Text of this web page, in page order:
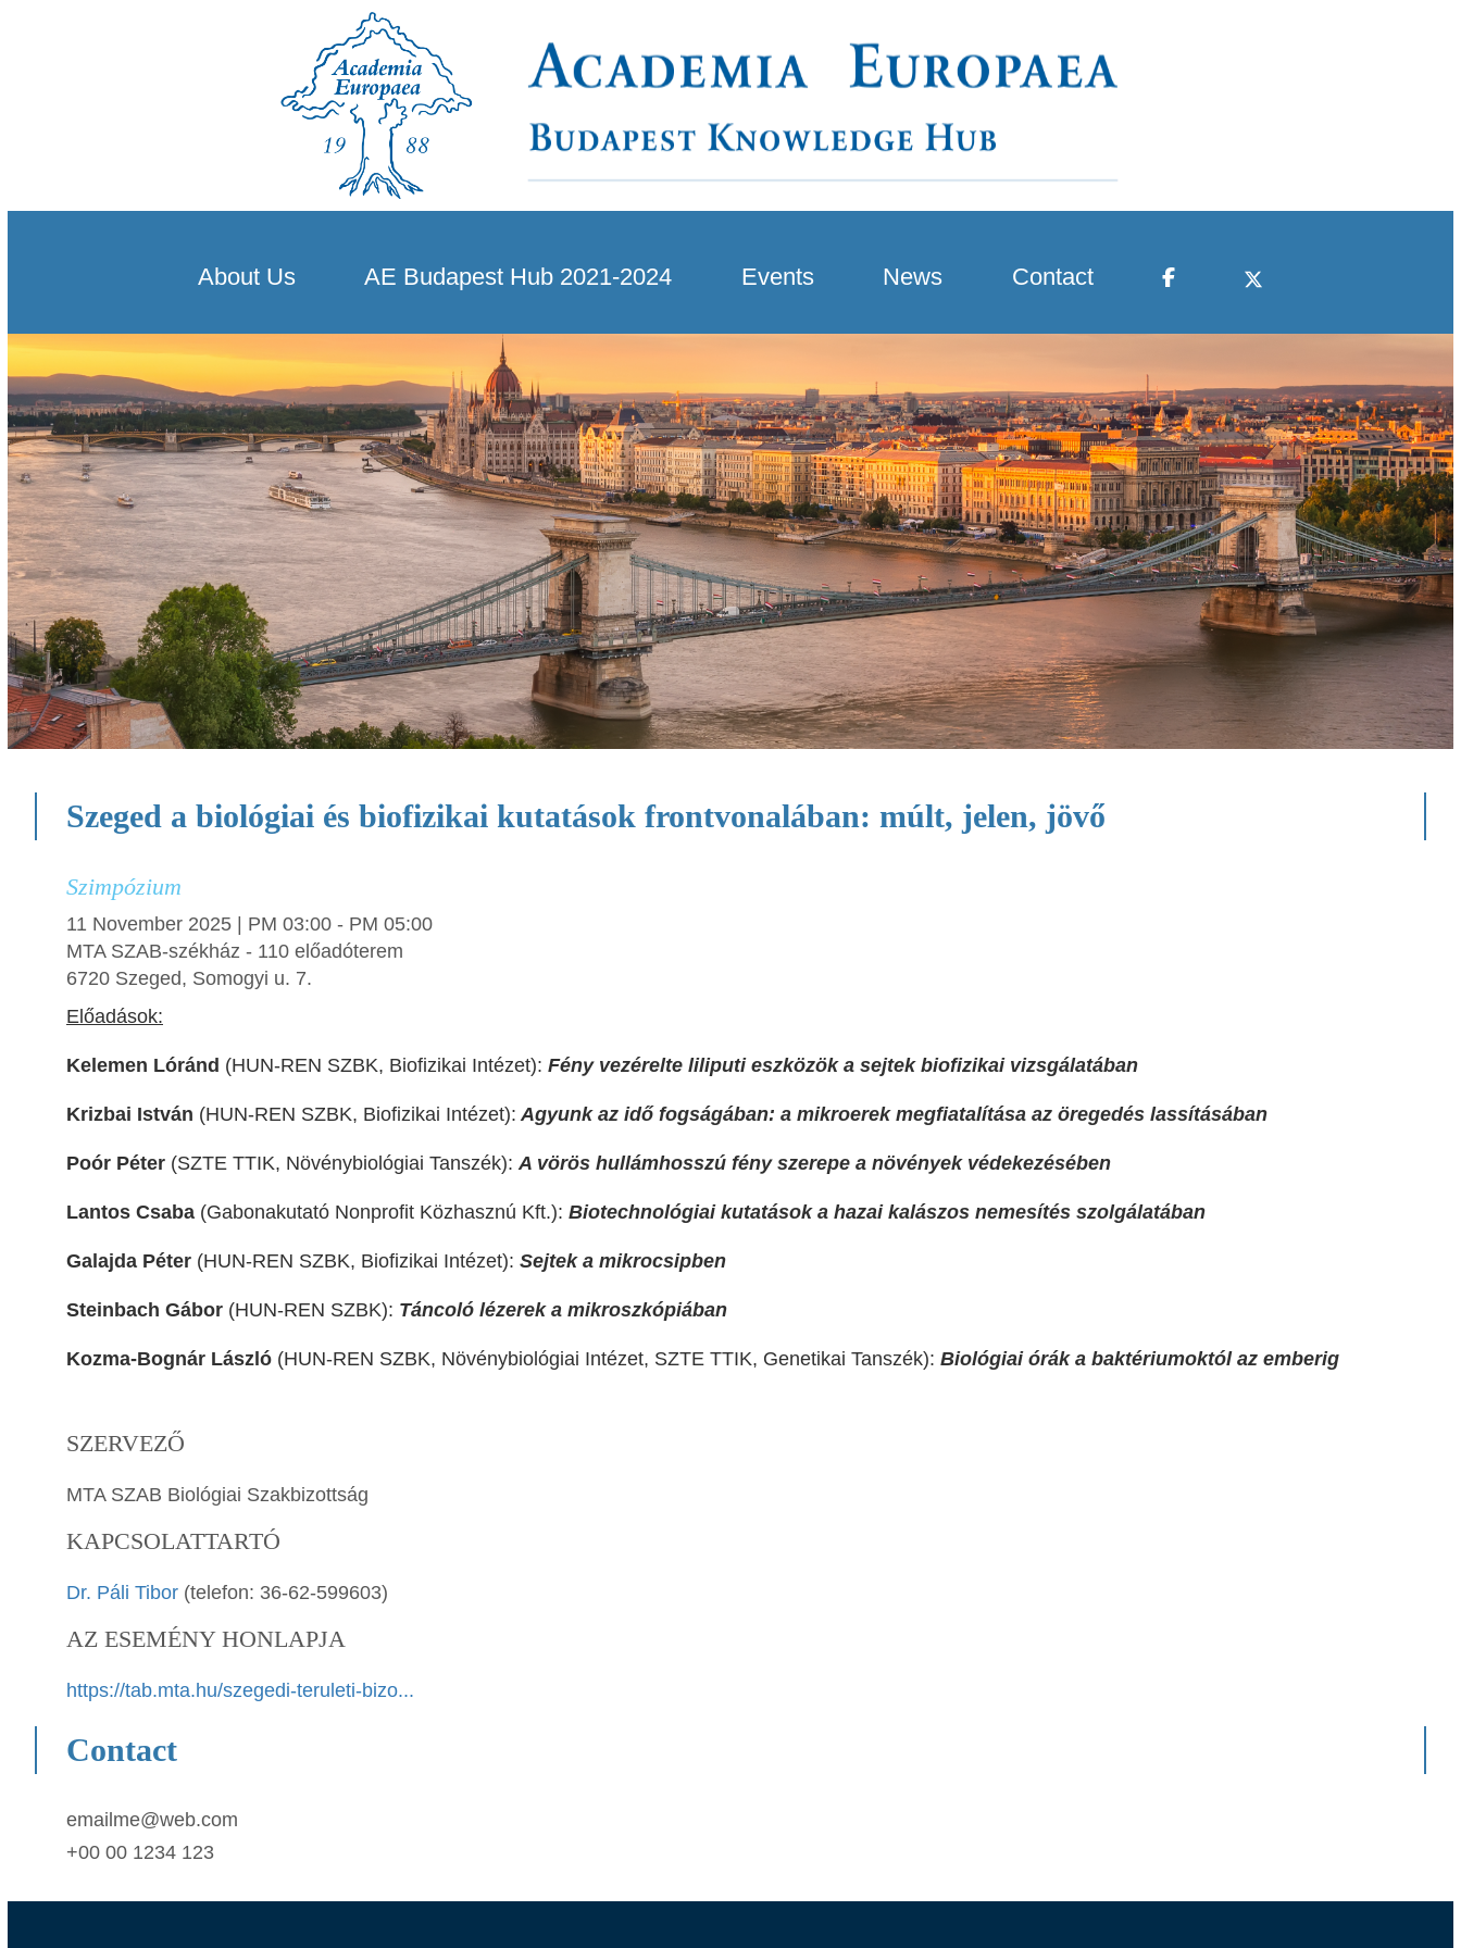
About Us AE Budapest Hub 2021-2024 Events News Contact
Szeged a biológiai és biofizikai kutatások frontvonalában: múlt, jelen, jövő
Szimpózium
11 November 2025 | PM 03:00 - PM 05:00
MTA SZAB-székház - 110 előadóterem
6720 Szeged, Somogyi u. 7.
Előadások:
Kelemen Lóránd (HUN-REN SZBK, Biofizikai Intézet): Fény vezérelte liliputi eszközök a sejtek biofizikai vizsgálatában
Krizbai István (HUN-REN SZBK, Biofizikai Intézet): Agyunk az idő fogságában: a mikroerek megfiatalítása az öregedés lassításában
Poór Péter (SZTE TTIK, Növénybiológiai Tanszék):A vörös hullámhosszú fény szerepe a növények védekezésében
Lantos Csaba (Gabonakutató Nonprofit Közhasznú Kft.): Biotechnológiai kutatások a hazai kalászos nemesítés szolgálatában
Galajda Péter (HUN-REN SZBK, Biofizikai Intézet): Sejtek a mikrocsipben
Steinbach Gábor (HUN-REN SZBK): Táncoló lézerek a mikroszkópiában
Kozma-Bognár László (HUN-REN SZBK, Növénybiológiai Intézet, SZTE TTIK, Genetikai Tanszék): Biológiai órák a baktériumoktól az emberig
SZERVEZŐ
MTA SZAB Biológiai Szakbizottság
KAPCSOLATTARTÓ
Dr. Páli Tibor (telefon: 36-62-599603)
AZ ESEMÉNY HONLAPJA
https://tab.mta.hu/szegedi-teruleti-bizo...
Contact
emailme@web.com
+00 00 1234 123